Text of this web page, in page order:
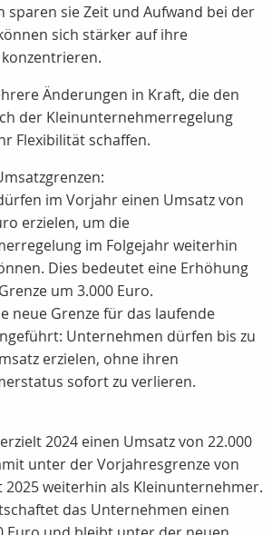
sparen sie Zeit und Aufwand bei der
sich stärker auf ihre
Änderungen in Kraft, die den
der Kleinunternehmerregelung
Flexibilität schaffen.
im Vorjahr einen Umsatz von
erzielen, um die
im Folgejahr weiterhin
Dies bedeutet eine Erhöhung
um 3.000 Euro.
neue Grenze für das laufende
Unternehmen dürfen bis zu
erzielen, ohne ihren
sofort zu verlieren.
2024 einen Umsatz von 22.000
unter der Vorjahresgrenze von
2025 weiterhin als Kleinunternehmer.
das Unternehmen einen